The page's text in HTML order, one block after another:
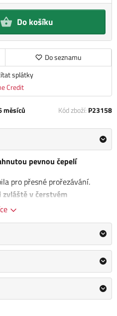
Do košíku
Do seznamu
splátky
Credit
měsíců Kód zboží: P23158
pevnou čepelí
pro přesné prořezávání.
v čerstvém
rychlost, sílu a přesnost,
řez.
mm